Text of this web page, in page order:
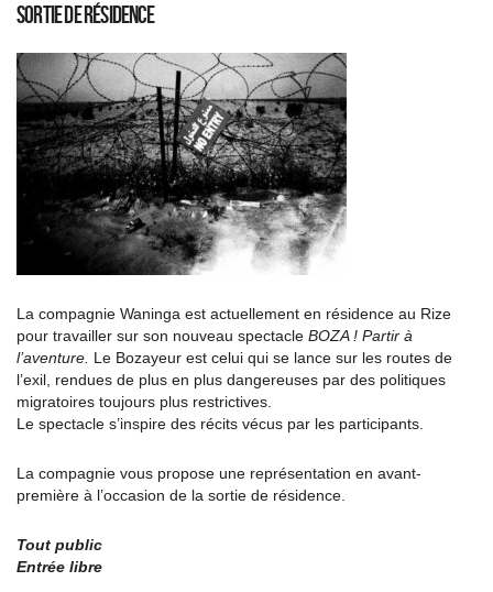
Sortie de résidence
La compagnie Waninga est actuellement en résidence au Rize
pour travailler sur son nouveau spectacle BOZA ! Partir à
l’aventure. Le Bozayeur est celui qui se lance sur les routes de
l’exil, rendues de plus en plus dangereuses par des politiques
migratoires toujours plus restrictives.
Le spectacle s’inspire des récits vécus par les participants.
La compagnie vous propose une représentation en avant-
première à l’occasion de la sortie de résidence.
Tout public
Entrée libre